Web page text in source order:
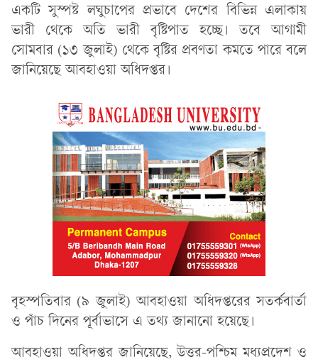
একটি সুস্পষ্ট লঘুচাপের প্রভাবে দেশের বিভিন্ন এলাকায়
ভারী থেকে অতি ভারী বৃষ্টিপাত হচ্ছে। তবে আগামী
সোমবার (১৩ জুলাই) থেকে বৃষ্টির প্রবণতা কমতে পারে বলে
জানিয়েছে আবহাওয়া অধিদপ্তর।
বৃহস্পতিবার (৯ জুলাই) আবহাওয়া অধিদপ্তরের সতর্কবার্তা
ও পাঁচ দিনের পূর্বাভাসে এ তথ্য জানানো হয়েছে।
আবহাওয়া অধিদপ্তর জানিয়েছে, উত্তর-পশ্চিম মধ্যপ্রদেশ ও